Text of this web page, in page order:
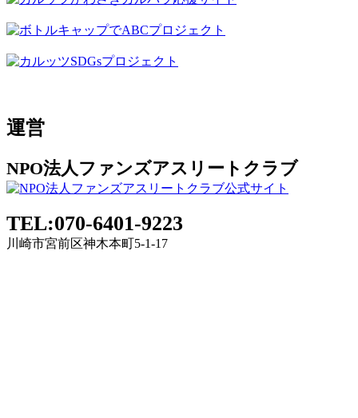
運営
NPO法人ファンズアスリートクラブ
TEL:070-6401-9223
川崎市宮前区神木本町5-1-17